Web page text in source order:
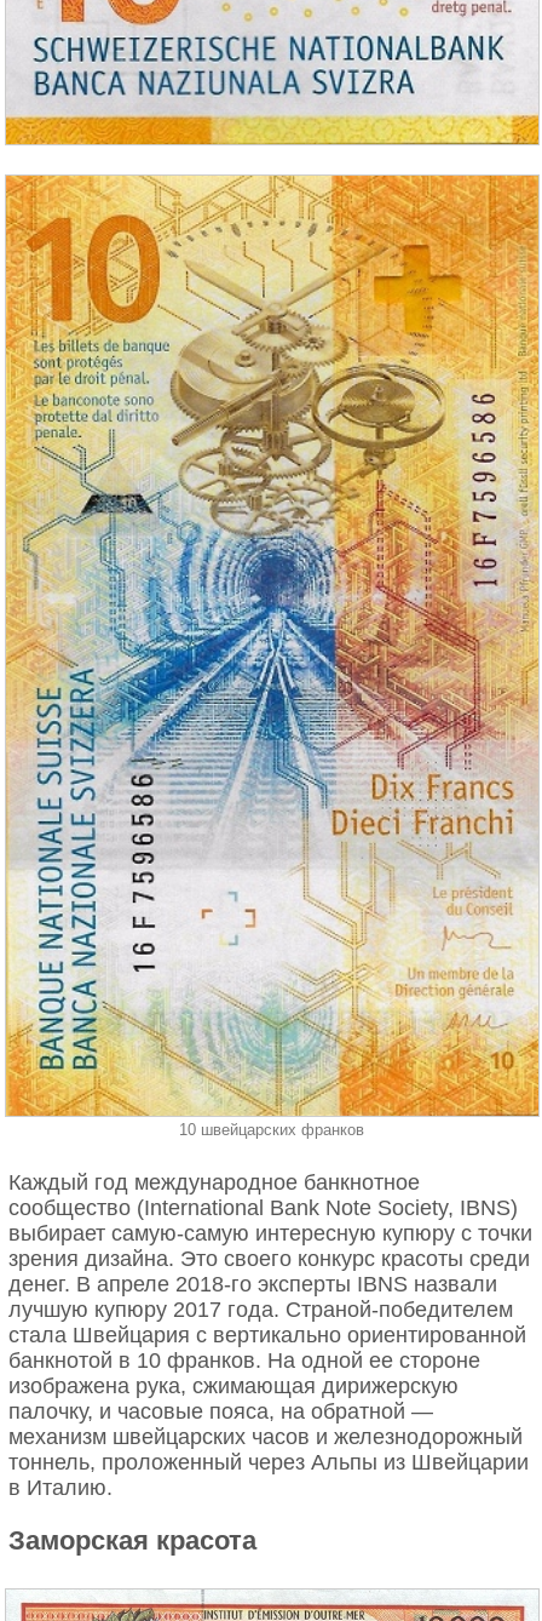
10 швейцарских франков
Каждый год международное банкнотное
сообщество (International Bank Note Society, IBNS)
выбирает самую-самую интересную купюру с точки
зрения дизайна. Это своего конкурс красоты среди
денег. В апреле 2018-го эксперты IBNS назвали
лучшую купюру 2017 года. Страной-победителем
стала Швейцария с вертикально ориентированной
банкнотой в 10 франков. На одной ее стороне
изображена рука, сжимающая дирижерскую
палочку, и часовые пояса, на обратной —
механизм швейцарских часов и железнодорожный
тоннель, проложенный через Альпы из Швейцарии
в Италию.
Заморская красота